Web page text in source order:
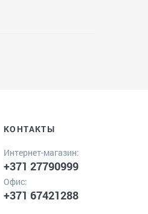
КОНТАКТЫ
Интернет-магазин:
+371 27790999
Офис:
+371 67421288